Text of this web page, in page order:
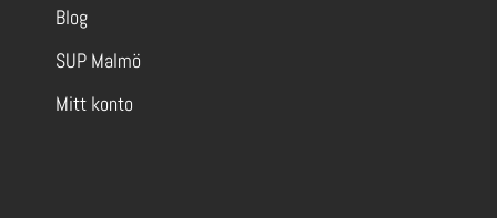
Blog
SUP Malmö
Mitt konto